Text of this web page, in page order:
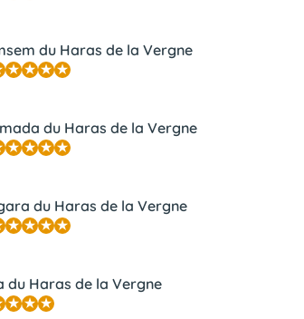
du Haras de la Vergne
du Haras de la Vergne
du Haras de la Vergne
du Haras de la Vergne